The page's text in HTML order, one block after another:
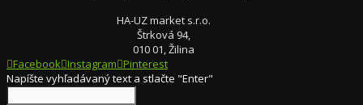
HA-UZ market s.r.o.
Štrková 94,
010 01, Žilina
Facebook Instagram Pinterest
Napíšte vyhľadávaný text a stlačte "Enter"